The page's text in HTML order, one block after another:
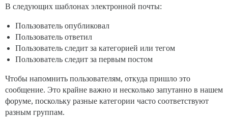
В следующих шаблонах электронной почты:
Пользователь опубликовал
Пользователь ответил
Пользователь следит за категорией или тегом
Пользователь следит за первым постом
Чтобы напомнить пользователям, откуда пришло это
сообщение. Это крайне важно и несколько запутанно в нашем
форуме, поскольку разные категории часто соответствуют
разным группам.